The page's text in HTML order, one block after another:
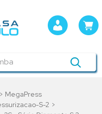
MegaPress
S-2